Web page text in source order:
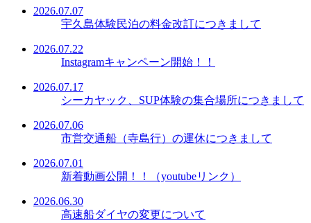
2026.07.07
宇久島体験民泊の料金改訂につきまして
2026.07.22
Instagramキャンペーン開始！！
2026.07.17
シーカヤック、SUP体験の集合場所につきまして
2026.07.06
市営交通船（寺島行）の運休につきまして
2026.07.01
新着動画公開！！（youtubeリンク）
2026.06.30
高速船ダイヤの変更について